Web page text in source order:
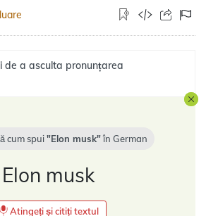
de a asculta pronunțarea
cum spui Elon musk în German
Elon musk
Atingeți și citiți textul